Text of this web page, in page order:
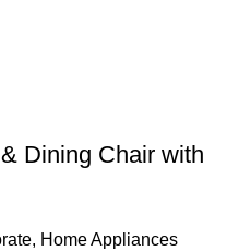
Dining Chair with
, Home Appliances